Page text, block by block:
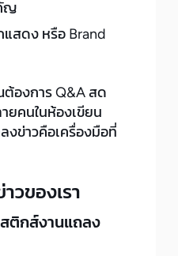
ญ
สดง หรือ Brand
องการ Q&A สด
ยคนในห้องเขียน
งข่าวคือเครื่องมือที่
วของเรา
สติกส์งานแถลง